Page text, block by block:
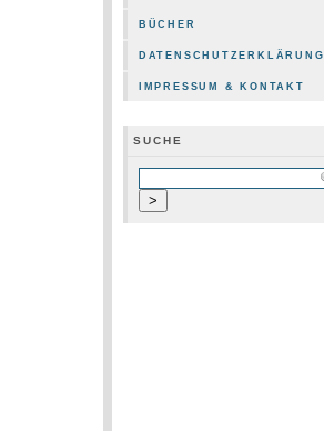
BÜCHER
DATENSCHUTZERKLÄRUNG
IMPRESSUM & KONTAKT
SUCHE